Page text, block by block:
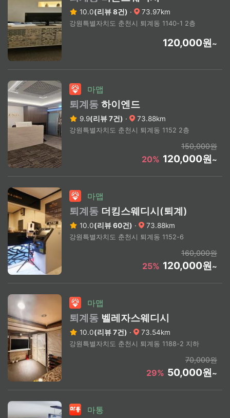
10.0(리뷰 8건) · 73.97km
강원특별자치도 춘천시 퇴계동 1140-1 2층
120,000원~
마맵
퇴계동 하이엔드
9.9(리뷰 7건) · 73.88km
강원특별자치도 춘천시 퇴계동 1152 2층
150,000원
20% 120,000원~
마맵
퇴계동 더킹스웨디시(퇴계)
10.0(리뷰 60건) · 73.88km
강원특별자치도 춘천시 퇴계동 1152-6
160,000원
25% 120,000원~
마맵
퇴계동 벨레자스웨디시
10.0(리뷰 7건) · 73.54km
강원특별자치도 춘천시 퇴계동 1188-2 지하
70,000원
29% 50,000원~
마통